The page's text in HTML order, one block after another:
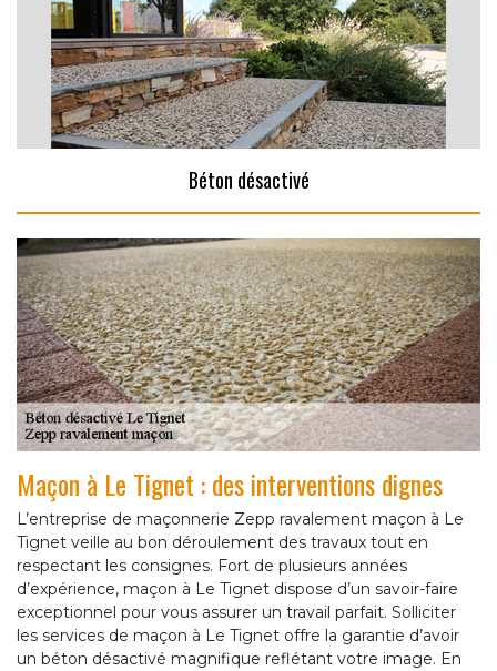
Béton désactivé
Maçon à Le Tignet : des interventions dignes
L’entreprise de maçonnerie Zepp ravalement maçon à Le
Tignet veille au bon déroulement des travaux tout en
respectant les consignes. Fort de plusieurs années
d’expérience, maçon à Le Tignet dispose d’un savoir-faire
exceptionnel pour vous assurer un travail parfait. Solliciter
les services de maçon à Le Tignet offre la garantie d’avoir
un béton désactivé magnifique reflétant votre image. En